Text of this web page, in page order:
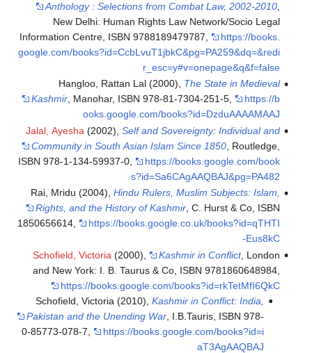
Anthology :
New Delhi:
Information Centre,
google.com/
Hangloo,
Kashmir, Manohar,
Jalal, Ayesha
Community in
ISBN 978-1-134-
Rai, Mridu (2004),
Rights, and the
1850656614,
Schofield, Victoria
and New York: I.
https://
Schofield,
Pakistan and the
0-85773-078-7